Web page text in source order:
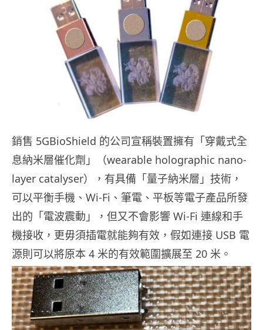
銷售 5GBioShield 的公司宣稱裝置擁有「穿戴式全
息納米層催化劑」（wearable holographic nano-
layer catalyser），有具備「量子納米層」技術，
可以平衡手機、Wi-Fi、筆電、平板等電子產品所發
出的「電波震動」，但又不會影響 Wi-Fi 連線和手
機接收，更毋須插電就能夠有效，假如連接 USB 電
源則可以將原本 4 米的有效範圍擴展至 20 米。